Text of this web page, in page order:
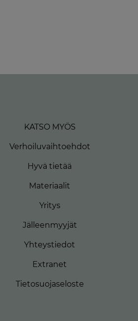
KATSO MYÖS
Verhoiluvaihtoehdot
Hyvä tietää
Materiaalit
Yritys
Jälleenmyyjät
Yhteystiedot
Extranet
Tietosuojaseloste